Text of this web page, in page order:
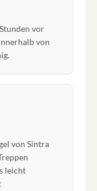
vor
von
von Sintra
leicht